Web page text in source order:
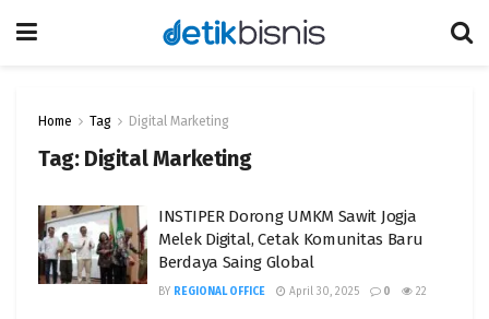
Home Tag Digital Marketing
Tag: Digital Marketing
INSTIPER Dorong UMKM Sawit Jogja
Melek Digital, Cetak Komunitas Baru
Berdaya Saing Global
BY REGIONAL OFFICE April 30, 2025 0 22